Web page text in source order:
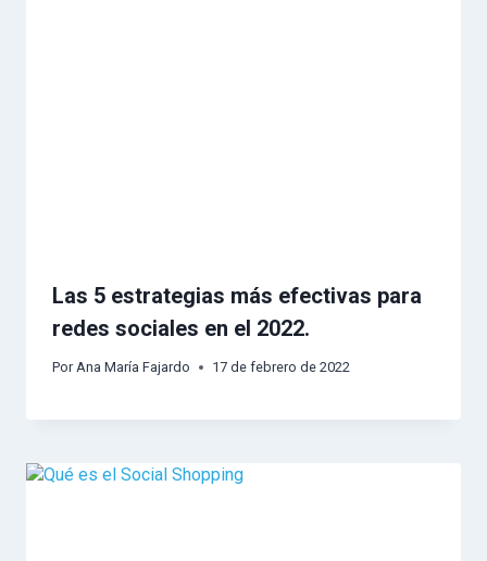
Las 5 estrategias más efectivas para
redes sociales en el 2022.
Por Ana María Fajardo 17 de febrero de 2022